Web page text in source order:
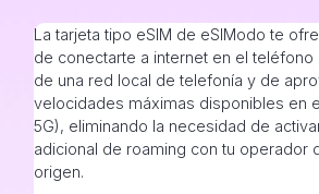
La tarjeta tipo eSIM de eSIModo te
de conectarte a internet en el teléfono
de una red local de telefonía y de
velocidades máximas disponibles en
5G), eliminando la necesidad de
adicional de roaming con tu operador
origen.